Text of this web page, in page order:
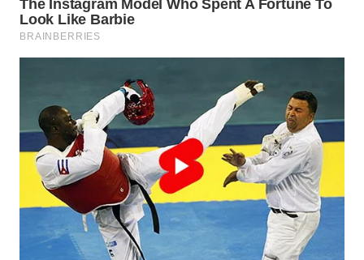
WN
CIANJUR
SERIBU
WN
TANGERANG
WN